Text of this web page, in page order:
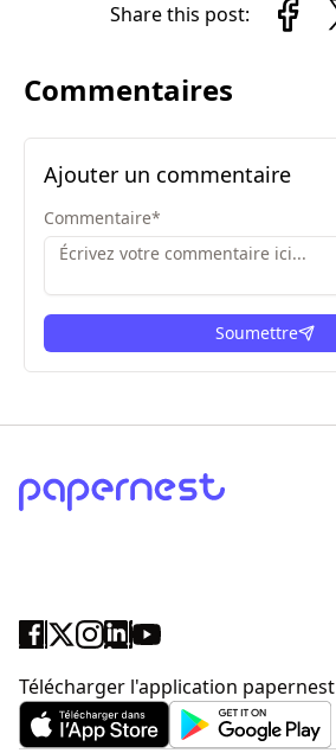
Share this post:
Commentaires
Ajouter un commentaire
Commentaire*
Soumettre
Télécharger l'application papernest